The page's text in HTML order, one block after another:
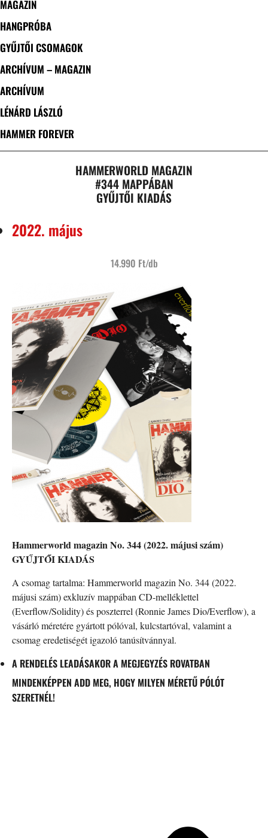
MAGAZIN
HANGPRÓBA
GYŰJTŐI CSOMAGOK
ARCHÍVUM – MAGAZIN
ARCHÍVUM
LÉNÁRD LÁSZLÓ
HAMMER FOREVER
HAMMERWORLD MAGAZIN
#344 MAPPÁBAN
GYŰJTŐI KIADÁS
2022. május
14.990 Ft/db
Hammerworld magazin No. 344 (2022. májusi szám)
GYŰJTŐI KIADÁS
A csomag tartalma: Hammerworld magazin No. 344 (2022.
májusi szám) exkluzív mappában CD-melléklettel
(Everflow/Solidity) és poszterrel (Ronnie James Dio/Everflow), a
vásárló méretére gyártott pólóval, kulcstartóval, valamint a
csomag eredetiségét igazoló tanúsítvánnyal.
A RENDELÉS LEADÁSAKOR A MEGJEGYZÉS ROVATBAN
MINDENKÉPPEN ADD MEG, HOGY MILYEN MÉRETŰ PÓLÓT
SZERETNÉL!